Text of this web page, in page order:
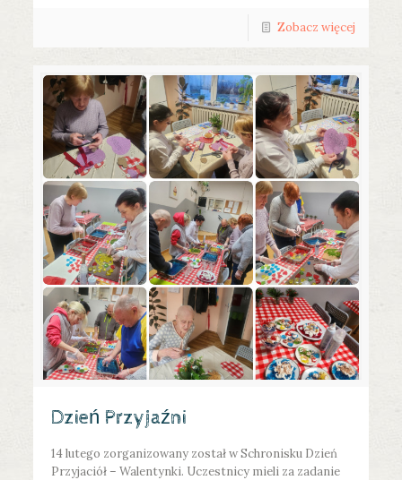
Zobacz więcej
Dzień Przyjaźni
14 lutego zorganizowany został w Schronisku Dzień
Przyjaciół – Walentynki. Uczestnicy mieli za zadanie